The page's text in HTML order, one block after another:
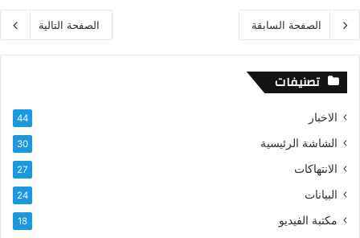
الصفحة السابقة الصفحة التالية
تصنيفات
الاخبار 44
الشاشة الرئيسية 30
الانتهاكات 27
البيانات 24
مكتبة الفيديو 18